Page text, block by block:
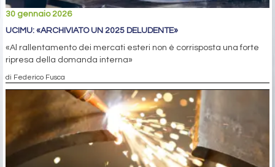
30 gennaio 2026
UCIMU: «ARCHIVIATO UN 2025 DELUDENTE»
«Al rallentamento dei mercati esteri non è corrisposta una forte
ripresa della domanda interna»
di Federico Fusca